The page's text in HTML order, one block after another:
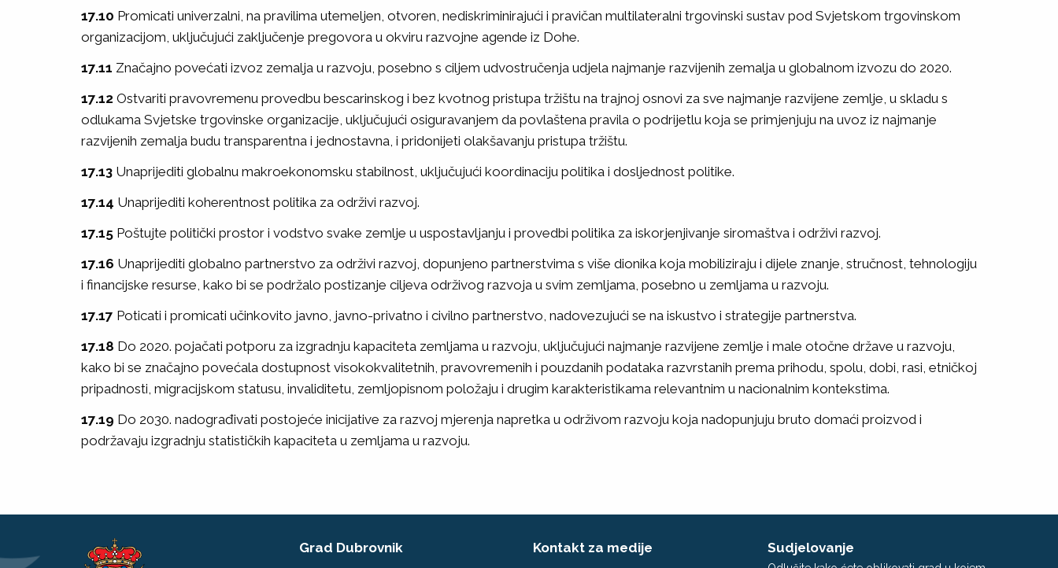
17.10 Promicati univerzalni, na pravilima utemeljen, otvoren, nediskriminirajući i pravičan multilateralni trgovinski sustav pod Svjetskom trgovinskom
organizacijom, uključujući zaključenje pregovora u okviru razvojne agende iz Dohe.
17.11 Značajno povećati izvoz zemalja u razvoju, posebno s ciljem udvostručenja udjela najmanje razvijenih zemalja u globalnom izvozu do 2020.
17.12 Ostvariti pravovremenu provedbu bescarinskog i bez kvotnog pristupa tržištu na trajnoj osnovi za sve najmanje razvijene zemlje, u skladu s
odlukama Svjetske trgovinske organizacije, uključujući osiguravanjem da povlaštena pravila o podrijetlu koja se primjenjuju na uvoz iz najmanje
razvijenih zemalja budu transparentna i jednostavna, i pridonijeti olakšavanju pristupa tržištu.
17.13 Unaprijediti globalnu makroekonomsku stabilnost, uključujući koordinaciju politika i dosljednost politike.
17.14 Unaprijediti koherentnost politika za održivi razvoj.
17.15 Poštujte politički prostor i vodstvo svake zemlje u uspostavljanju i provedbi politika za iskorjenjivanje siromaštva i održivi razvoj.
17.16 Unaprijediti globalno partnerstvo za održivi razvoj, dopunjeno partnerstvima s više dionika koja mobiliziraju i dijele znanje, stručnost, tehnologiju
i financijske resurse, kako bi se podržalo postizanje ciljeva održivog razvoja u svim zemljama, posebno u zemljama u razvoju.
17.17 Poticati i promicati učinkovito javno, javno-privatno i civilno partnerstvo, nadovezujući se na iskustvo i strategije partnerstva.
17.18 Do 2020. pojačati potporu za izgradnju kapaciteta zemljama u razvoju, uključujući najmanje razvijene zemlje i male otočne države u razvoju,
kako bi se značajno povećala dostupnost visokokvalitetnih, pravovremenih i pouzdanih podataka razvrstanih prema prihodu, spolu, dobi, rasi, etničkoj
pripadnosti, migracijskom statusu, invaliditetu, zemljopisnom položaju i drugim karakteristikama relevantnim u nacionalnim kontekstima.
17.19 Do 2030. nadograđivati ​​postojeće inicijative za razvoj mjerenja napretka u održivom razvoju koja nadopunjuju bruto domaći proizvod i
podržavaju izgradnju statističkih kapaciteta u zemljama u razvoju.
Grad Dubrovnik Kontakt za medije Sudjelovanje